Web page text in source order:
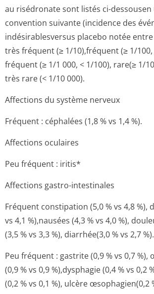
au risédronate sont listés ci-
convention suivante (incidence des
indésirablesversus placebo notée
très fréquent (≥ 1/10),fréquent (≥ 1/100,
fréquent (≥ 1/1 000, < 1/100), rare(≥ 1/
très rare (< 1/10 000).
Affections du système nerveux
Fréquent : céphalées (1,8 % vs 1,4 %).
Affections oculaires
Peu fréquent : iritis*
Affections gastro-intestinales
Fréquent constipation (5,0 % vs 4,8 %),
vs 4,1 %),nausées (4,3 % vs 4,0 %),
(3,5 % vs 3,3 %), diarrhée(3,0 % vs 2,7 %).
Peu fréquent : gastrite (0,9 % vs 0,7
(0,9 % vs 0,9 %),dysphagie (0,4 % vs 0,2
(0,2 % vs 0,1 %), ulcère œsophagien(0,2